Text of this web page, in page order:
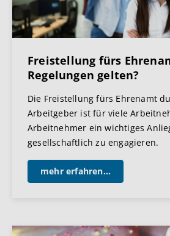
Freistellung fürs
Regelungen gelten?
Die Freistellung fürs Ehrenamt
Arbeitgeber ist für viele
Arbeitnehmer ein wichtiges
gesellschaftlich zu engagieren.
mehr erfahren...